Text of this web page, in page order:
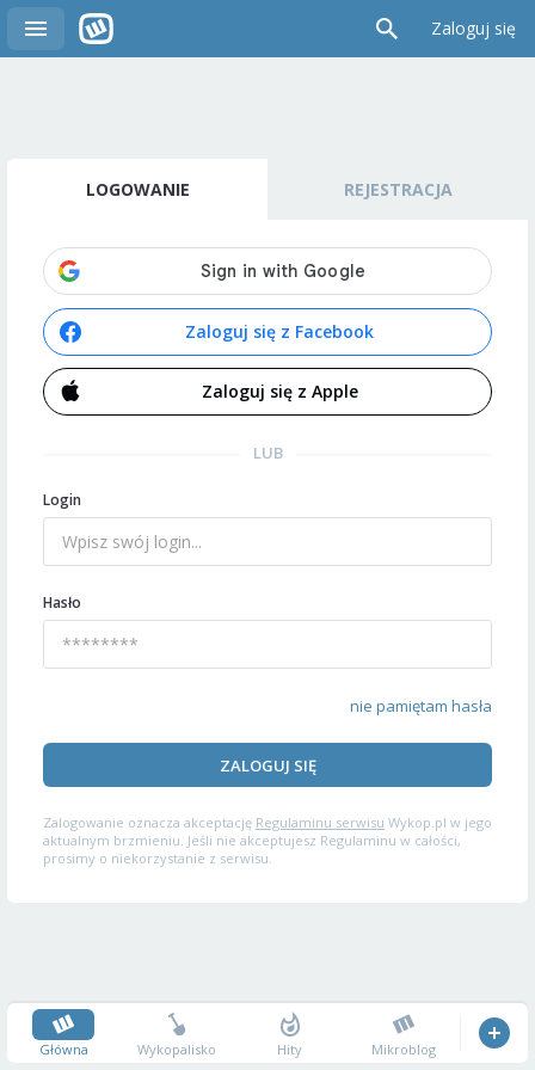
Zaloguj się
LOGOWANIE REJESTRACJA
Zaloguj się z Facebook
Zaloguj się z Apple
LUB
Login
Hasło
nie pamiętam hasła
ZALOGUJ SIĘ
Zalogowanie oznacza akceptację Regulaminu serwisu Wykop.pl w jego
aktualnym brzmieniu. Jeśli nie akceptujesz Regulaminu w całości,
prosimy o niekorzystanie z serwisu.
Główna Wykopalisko Hity Mikroblog